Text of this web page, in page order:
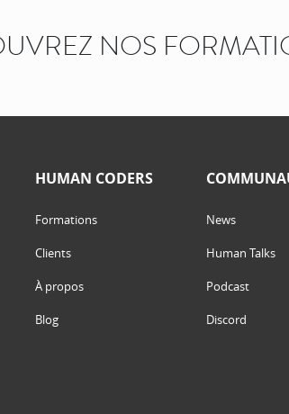
NOS
HUMAN CODERS
Formations
Clients
À propos
Blog
News
Human Talks
Podcast
Discord